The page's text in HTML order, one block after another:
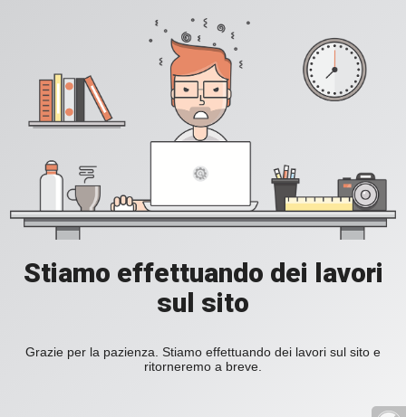
Stiamo effettuando dei lavori
sul sito
Grazie per la pazienza. Stiamo effettuando dei lavori sul sito e
ritorneremo a breve.